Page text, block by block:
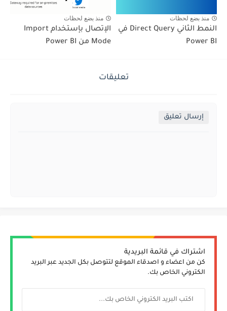
منذ بضع لحظات
النمط الثاني Direct Query في
Power BI
منذ بضع لحظات
الإتصال بإستخدام Import
Mode من Power BI
تعليقات
إرسال تعليق
اشتراك في قائمة البريدية
كن من اعضاء و اصدقاء الموقع لتتوصل بكل الجديد عبر البريد
الكتروني الخاص بك.